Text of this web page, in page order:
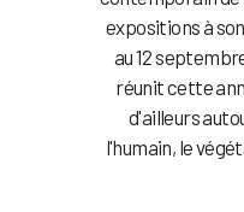
expositions à
au 12
réunit cette
d'ailleurs
l'humain, le